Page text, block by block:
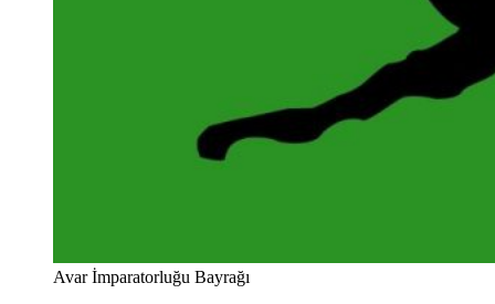
Avar İmparatorluğu Bayrağı